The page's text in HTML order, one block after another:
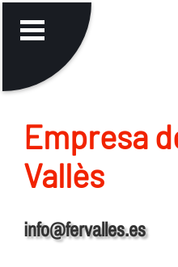
Empresa
Vallès
info@fervalles.es